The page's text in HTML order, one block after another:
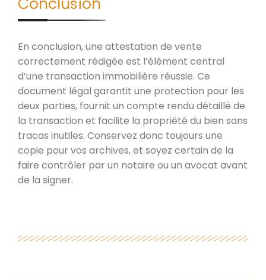
En conclusion, une attestation de vente
correctement rédigée est l’élément central
d’une transaction immobilière réussie. Ce
document légal garantit une protection pour les
deux parties, fournit un compte rendu détaillé de
la transaction et facilite la propriété du bien sans
tracas inutiles. Conservez donc toujours une
copie pour vos archives, et soyez certain de la
faire contrôler par un notaire ou un avocat avant
de la signer.